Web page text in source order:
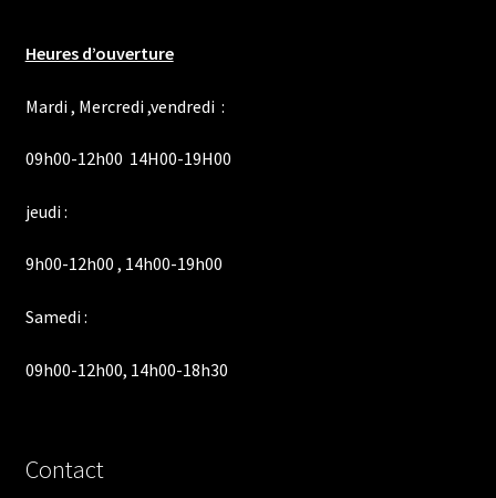
Heures d’ouverture
Mardi , Mercredi ,vendredi :
09h00-12h00 14H00-19H00
jeudi :
9h00-12h00 , 14h00-19h00
Samedi :
09h00-12h00, 14h00-18h30
Contact